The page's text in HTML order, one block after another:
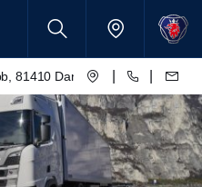
81410 Danilovgrad